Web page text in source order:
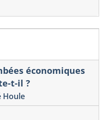
économiques
t-il ?
Houle